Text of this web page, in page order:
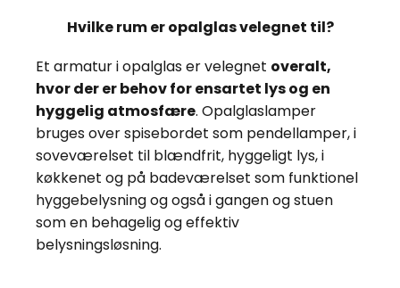
Hvilke rum er opalglas velegnet til?
Et armatur i opalglas er velegnet overalt,
hvor der er behov for ensartet lys og en
hyggelig atmosfære. Opalglaslamper
bruges over spisebordet som pendellamper, i
soveværelset til blændfrit, hyggeligt lys, i
køkkenet og på badeværelset som funktionel
hyggebelysning og også i gangen og stuen
som en behagelig og effektiv
belysningsløsning.